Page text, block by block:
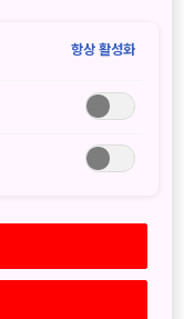
요&팔로우!
공유하면 당첨확
명)
항상 활성화